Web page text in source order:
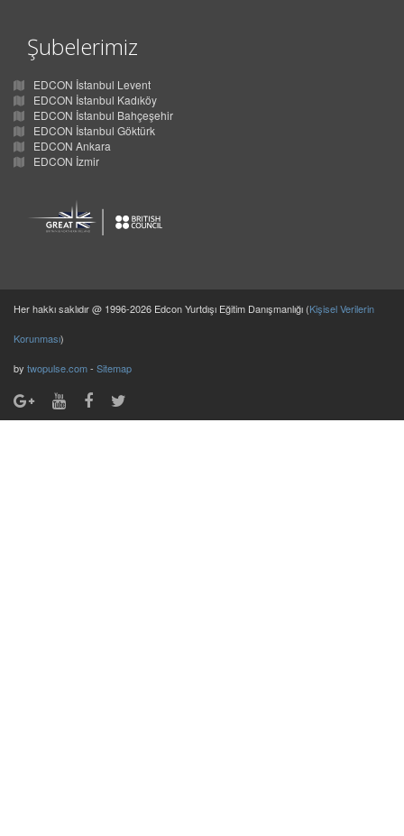
Şubelerimiz
EDCON İstanbul Levent
EDCON İstanbul Kadıköy
EDCON İstanbul Bahçeşehir
EDCON İstanbul Göktürk
EDCON Ankara
EDCON İzmir
Her hakkı saklıdır @ 1996-2026 Edcon Yurtdışı Eğitim Danışmanlığı (Kişisel Verilerin
Korunması)
by twopulse.com- Sitemap